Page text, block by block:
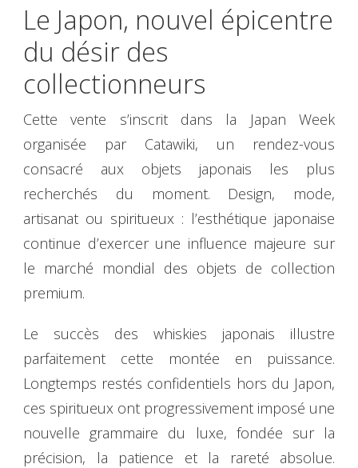
Le Japon, nouvel épicentre
du désir des
collectionneurs
Cette vente s’inscrit dans la Japan Week
organisée par Catawiki, un rendez-vous
consacré aux objets japonais les plus
recherchés du moment. Design, mode,
artisanat ou spiritueux : l’esthétique japonaise
continue d’exercer une influence majeure sur
le marché mondial des objets de collection
premium.
Le succès des whiskies japonais illustre
parfaitement cette montée en puissance.
Longtemps restés confidentiels hors du Japon,
ces spiritueux ont progressivement imposé une
nouvelle grammaire du luxe, fondée sur la
précision, la patience et la rareté absolue.